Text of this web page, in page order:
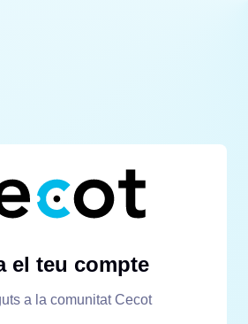
el teu compte
a la comunitat Cecot